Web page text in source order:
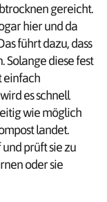
gereicht.
hier und da
führt dazu, dass
Solange diese fest
einfach
es schnell
wie möglich
landet.
prüft sie zu
oder sie